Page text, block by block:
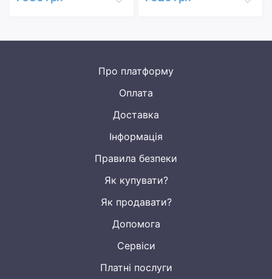
Про платформу
Оплата
Доставка
Інформація
Правила безпеки
Як купувати?
Як продавати?
Допомога
Сервіси
Платні послуги